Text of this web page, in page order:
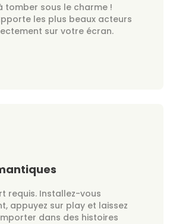
tomber sous le charme !
les plus beaux acteurs
sur votre écran.
requis. Installez-vous
appuyez sur play et laissez
dans des histoires